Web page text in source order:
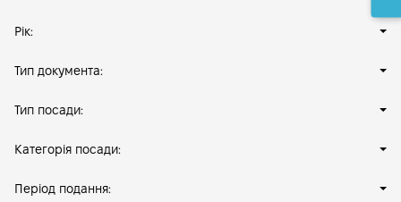
Рік:
Тип документа:
Тип посади:
Категорія посади:
Період подання: